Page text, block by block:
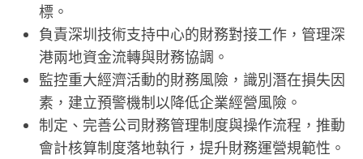
標。
負責深圳技術支持中心的財務對接工作，管理深
港兩地資金流轉與財務協調。
監控重大經濟活動的財務風險，識別潛在損失因
素，建立預警機制以降低企業經營風險。
制定、完善公司財務管理制度與操作流程，推動
會計核算制度落地執行，提升財務運營規範性。